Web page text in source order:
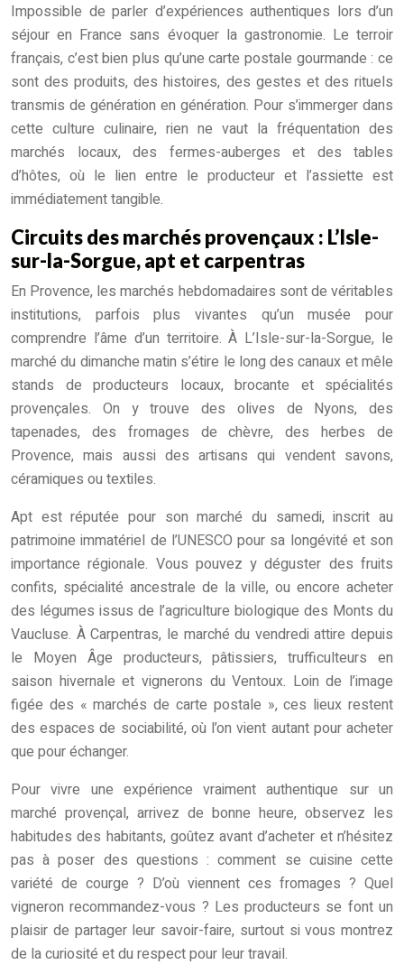
Impossible de parler d’expériences authentiques lors d’un
séjour en France sans évoquer la gastronomie. Le terroir
français, c’est bien plus qu’une carte postale gourmande : ce
sont des produits, des histoires, des gestes et des rituels
transmis de génération en génération. Pour s’immerger dans
cette culture culinaire, rien ne vaut la fréquentation des
marchés locaux, des fermes-auberges et des tables
d’hôtes, où le lien entre le producteur et l’assiette est
immédiatement tangible.
Circuits des marchés provençaux : L’Isle-
sur-la-Sorgue, apt et carpentras
En Provence, les marchés hebdomadaires sont de véritables
institutions, parfois plus vivantes qu’un musée pour
comprendre l’âme d’un territoire. À L’Isle-sur-la-Sorgue, le
marché du dimanche matin s’étire le long des canaux et mêle
stands de producteurs locaux, brocante et spécialités
provençales. On y trouve des olives de Nyons, des
tapenades, des fromages de chèvre, des herbes de
Provence, mais aussi des artisans qui vendent savons,
céramiques ou textiles.
Apt est réputée pour son marché du samedi, inscrit au
patrimoine immatériel de l’UNESCO pour sa longévité et son
importance régionale. Vous pouvez y déguster des fruits
confits, spécialité ancestrale de la ville, ou encore acheter
des légumes issus de l’agriculture biologique des Monts du
Vaucluse. À Carpentras, le marché du vendredi attire depuis
le Moyen Âge producteurs, pâtissiers, trufficulteurs en
saison hivernale et vignerons du Ventoux. Loin de l’image
figée des « marchés de carte postale », ces lieux restent
des espaces de sociabilité, où l’on vient autant pour acheter
que pour échanger.
Pour vivre une expérience vraiment authentique sur un
marché provençal, arrivez de bonne heure, observez les
habitudes des habitants, goûtez avant d’acheter et n’hésitez
pas à poser des questions : comment se cuisine cette
variété de courge ? D’où viennent ces fromages ? Quel
vigneron recommandez-vous ? Les producteurs se font un
plaisir de partager leur savoir-faire, surtout si vous montrez
de la curiosité et du respect pour leur travail.